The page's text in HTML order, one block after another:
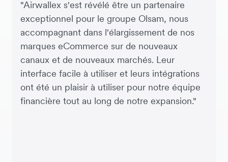
"Airwallex s'est révélé être un partenaire
exceptionnel pour le groupe Olsam, nous
accompagnant dans l'élargissement de nos
marques eCommerce sur de nouveaux
canaux et de nouveaux marchés. Leur
interface facile à utiliser et leurs intégrations
ont été un plaisir à utiliser pour notre équipe
financière tout au long de notre expansion."